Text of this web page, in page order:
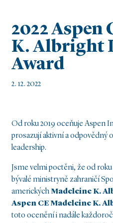
2022 Aspen
K. Albright
Award
2. 12. 2022
Od roku 2019 oceňuje Aspen
prosazují aktivní a odpovědný
leadership.
Jsme velmi poctěni, že od
bývalé ministryně zahraničí
americkýchMadeleine K.
Aspen CE Madeleine K.
toto ocenění i nadále